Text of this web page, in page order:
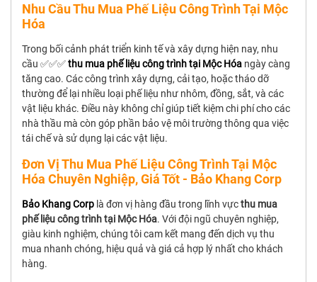
Nhu Cầu Thu Mua Phế Liệu Công Trình Tại Mộc
Hóa
Trong bối cảnh phát triển kinh tế và xây dựng hiện nay, nhu
cầu ✅✅✅thu mua phế liệu công trình tại Mộc Hóa ngày càng
tăng cao. Các công trình xây dựng, cải tạo, hoặc tháo dỡ
thường để lại nhiều loại phế liệu như nhôm, đồng, sắt, và các
vật liệu khác. Điều này không chỉ giúp tiết kiệm chi phí cho các
nhà thầu mà còn góp phần bảo vệ môi trường thông qua việc
tái chế và sử dụng lại các vật liệu.
Đơn Vị Thu Mua Phế Liệu Công Trình Tại Mộc
Hóa Chuyên Nghiệp, Giá Tốt - Bảo Khang Corp
Bảo Khang Corp là đơn vị hàng đầu trong lĩnh vựcthu mua
phế liệu công trình tại Mộc Hóa. Với đội ngũ chuyên nghiệp,
giàu kinh nghiệm, chúng tôi cam kết mang đến dịch vụ thu
mua nhanh chóng, hiệu quả và giá cả hợp lý nhất cho khách
hàng.